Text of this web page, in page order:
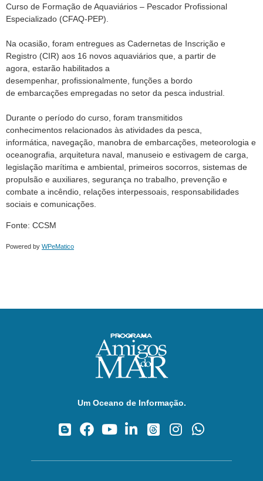
Curso de Formação de Aquaviários – Pescador Profissional
Especializado (CFAQ-PEP).
Na ocasião, foram entregues as Cadernetas de Inscrição e
Registro (CIR) aos 16 novos aquaviários que, a partir de
agora, estarão habilitados a
desempenhar, profissionalmente, funções a bordo
de embarcações empregadas no setor da pesca industrial.
Durante o período do curso, foram transmitidos
conhecimentos relacionados às atividades da pesca,
informática, navegação, manobra de embarcações, meteorologia e
oceanografia, arquitetura naval, manuseio e estivagem de carga,
legislação marítima e ambiental, primeiros socorros, sistemas de
propulsão e auxiliares, segurança no trabalho, prevenção e
combate a incêndio, relações interpessoais, responsabilidades
sociais e comunicações.
Fonte: CCSM
Powered by WPeMatico
Um Oceano de Informação.